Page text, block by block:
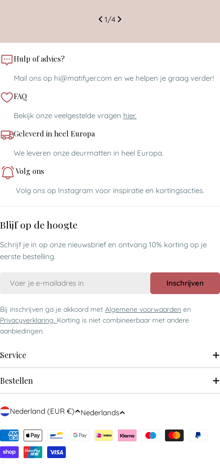
1/4
Hulp of advies?
Mail ons op hi@matifyer.com en we helpen je graag verder!
FAQ
Bekijk onze veelgestelde vragen hier.
Geleverd in heel Europa
We leveren onze deurmatten in heel Europa.
Volg ons
Volg ons op Instagram voor inspiratie en kortingsacties.
Blijf op de hoogte
Schrijf je in op onze nieuwsbrief en ontvang 10% korting op je
eerste bestelling.
Inschrijven
Bij inschrijven ga je akkoord met Algemene voorwaarden en
Privacyverklaring. Korting is niet combineerbaar met andere
aanbiedingen.
Service
Bestellen
Nederland (EUR €) Nederlands
Betaalmethoden